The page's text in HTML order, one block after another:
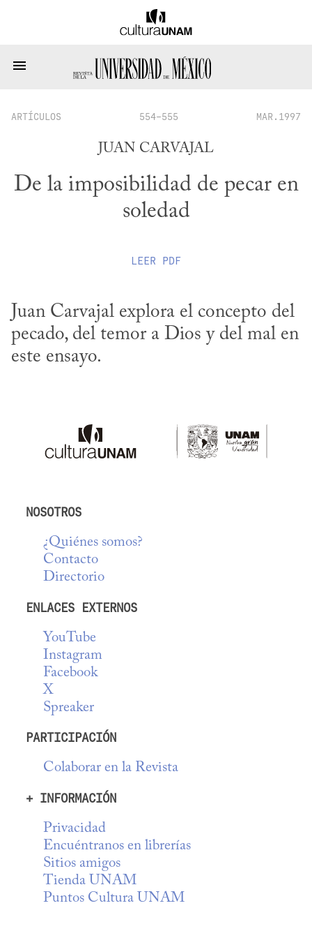
ARTÍCULOS 554-555 MAR.1997
JUAN CARVAJAL
De la imposibilidad de pecar en
soledad
LEER PDF
Juan Carvajal explora el concepto del
pecado, del temor a Dios y del mal en
este ensayo.
NOSOTROS
¿Quiénes somos?
Contacto
Directorio
ENLACES EXTERNOS
YouTube
Instagram
Facebook
X
Spreaker
PARTICIPACIÓN
Colaborar en la Revista
+ INFORMACIÓN
Privacidad
Encuéntranos en librerías
Sitios amigos
Tienda UNAM
Puntos Cultura UNAM